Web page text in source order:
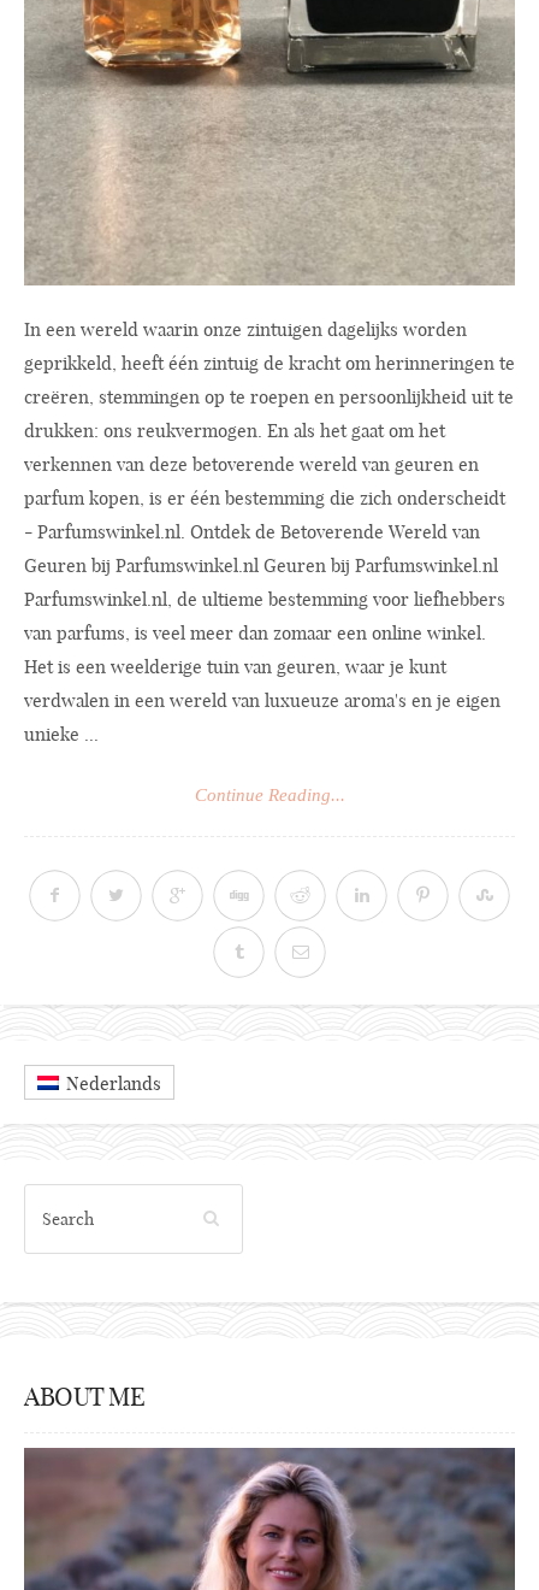
In een wereld waarin onze zintuigen dagelijks worden
geprikkeld, heeft één zintuig de kracht om herinneringen te
creëren, stemmingen op te roepen en persoonlijkheid uit te
drukken: ons reukvermogen. En als het gaat om het
verkennen van deze betoverende wereld van geuren en
parfum kopen, is er één bestemming die zich onderscheidt
- Parfumswinkel.nl . Ontdek de Betoverende Wereld van
Geuren bij Parfumswinkel.nl Geuren bij Parfumswinkel.nl
Parfumswinkel.nl , de ultieme bestemming voor liefhebbers
van parfums, is veel meer dan zomaar een online winkel.
Het is een weelderige tuin van geuren, waar je kunt
verdwalen in een wereld van luxueuze aroma's en je eigen
unieke ...
Continue Reading...
Nederlands
ABOUT ME